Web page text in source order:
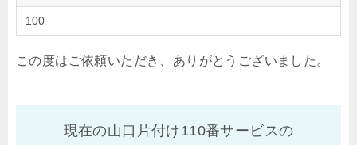
100
この度はご依頼いただき、ありがとうございました。
現在の山口片付け110番サービスの